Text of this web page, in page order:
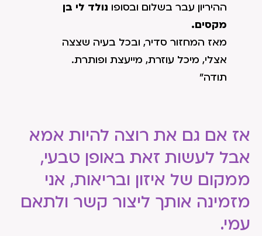
ההיריון עבר בשלום ובסופו נולד לי בן
מקסים.
מאז המחזור סדיר, ובכל בעיה שצצה
אצלי, מיכל עוזרת, מייעצת ופותרת.
תודה"
אז אם גם את רוצה להיות אמא
אבל לעשות זאת באופן טבעי,
ממקום של איזון ובריאות, אני
מזמינה אותך ליצור קשר ולתאם
עמי.